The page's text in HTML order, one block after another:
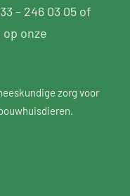
– 246 03 05 of
op onze
zorg voor
.